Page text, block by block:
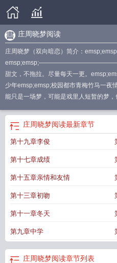
庄周晓梦阅读
庄周晓梦（双向暗恋）简介：
甜文，不拖拉。尽量每天一更。
少年emsp;emsp;校园都市青梅竹马一夜
能只是一场梦，可能是戏里人短暂的梦
生晓梦迷蝴蝶下一句 庄周晓梦迷蝴蝶什
么 庄周笑梦的
是啥意思庄周的两个梦 庄周晓梦在线
马) 庄周晓梦易
庄周晓梦阅读最新章节
第十九章李俊
第十七章成绩
第十五章亲情和友情
第十三章初吻
第十一章冬天
第九章中学
庄周晓梦阅读章节列表